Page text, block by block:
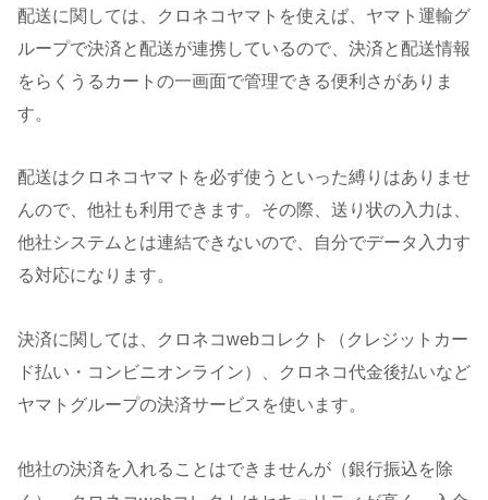
配送に関しては、クロネコヤマトを使えば、ヤマト運輸グ
ループで決済と配送が連携しているので、決済と配送情報
をらくうるカートの一画面で管理できる便利さがありま
す。
配送はクロネコヤマトを必ず使うといった縛りはありませ
んので、他社も利用できます。その際、送り状の入力は、
他社システムとは連結できないので、自分でデータ入力す
る対応になります。
決済に関しては、クロネコwebコレクト（クレジットカー
ド払い・コンビニオンライン）、クロネコ代金後払いなど
ヤマトグループの決済サービスを使います。
他社の決済を入れることはできませんが（銀行振込を除